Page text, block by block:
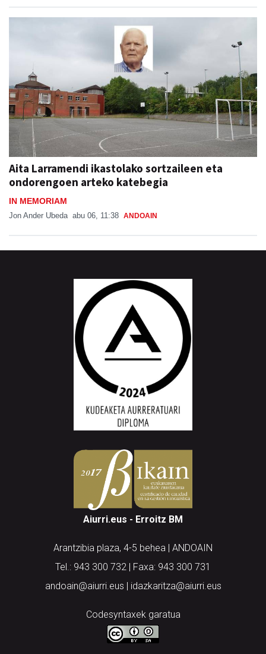
Aita Larramendi ikastolako sortzaileen eta
ondorengoen arteko katebegia
IN MEMORIAM
Jon Ander Ubeda abu 06, 11:38 ANDOAIN
Aiurri.eus - Erroitz BM
Arantzibia plaza, 4-5 behea | ANDOAIN
Tel.: 943 300 732 | Faxa: 943 300 731
andoain@aiurri.eus | idazkaritza@aiurri.eus
Codesyntaxek garatua